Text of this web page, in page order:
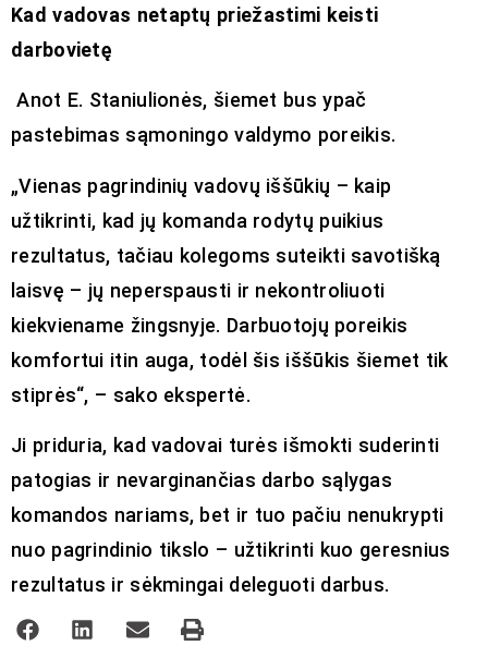
Kad vadovas netaptų priežastimi keisti
darbovietę
Anot E. Staniulionės, šiemet bus ypač
pastebimas sąmoningo valdymo poreikis.
„Vienas pagrindinių vadovų iššūkių – kaip
užtikrinti, kad jų komanda rodytų puikius
rezultatus, tačiau kolegoms suteikti savotišką
laisvę – jų neperspausti ir nekontroliuoti
kiekviename žingsnyje. Darbuotojų poreikis
komfortui itin auga, todėl šis iššūkis šiemet tik
stiprės“, – sako ekspertė.
Ji priduria, kad vadovai turės išmokti suderinti
patogias ir nevarginančias darbo sąlygas
komandos nariams, bet ir tuo pačiu nenukrypti
nuo pagrindinio tikslo – užtikrinti kuo geresnius
rezultatus ir sėkmingai deleguoti darbus.